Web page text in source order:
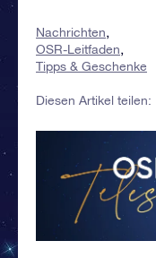
Nachrichten
OSR-Leitfaden
Tipps & Geschenke
Diesen Artikel teilen: